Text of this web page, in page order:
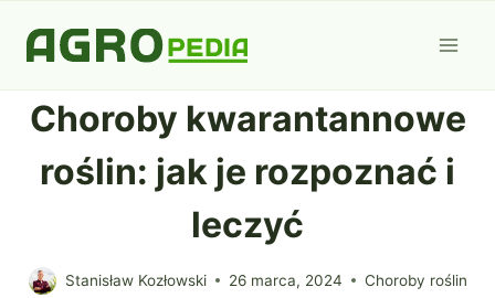
Choroby kwarantannowe
roślin: jak je rozpoznać i
leczyć
Stanisław Kozłowski 26 marca, 2024 Choroby roślin